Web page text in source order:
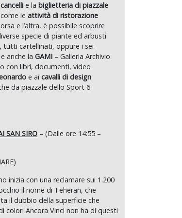
cancelli e la biglietteria di piazzale
le attività di ristorazione
e l’altra, è possibile scoprire
specie di piante ed arbusti
cartellinati, oppure i sei
anche la GAMI – Galleria Archivio
con libri, documenti, video
e ai cavalli di design
da piazzale dello Sport 6
SAN SIRO – (Dalle ore 14:55 –
inizia con una reclamare sui 1.200
il nome di Teheran, che
il dubbio della superficie che
colori Ancora Vinci non ha di questi